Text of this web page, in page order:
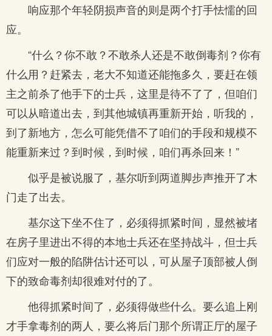
响应那个年轻阴损声音的则是两个打手怯懦的回
应。
“什么？你不敢？不敢杀人还是不敢倒毒剂？你有
什么用？赶紧去，老大不知道还能拖多久，要赶在领
主之前杀了他手下的士兵，这里是待不了了，但咱们
可以从暗道出去，到其他城镇再重新开始，听我的，
到了新地方，怎么可能凭借不了咱们的手段和规模不
能重新来过？到时候，到时候，咱们再杀回来！”
似乎是被说服了，基尔听到两道脚步声推开了木
门走了出去。
基尔这下坐不住了，必须得抓紧时间，显然被堵
在房子里进出不得的本地士兵还在坚持战斗，但士兵
们应对一般的陷阱估计还可以，可从屋子顶部被人倒
下的致命毒剂却很难对付的了。
他得抓紧时间了，必须得做些什么。要么追上刚
才手拿毒剂的两人，要么将后门那个所谓正厅的屋子